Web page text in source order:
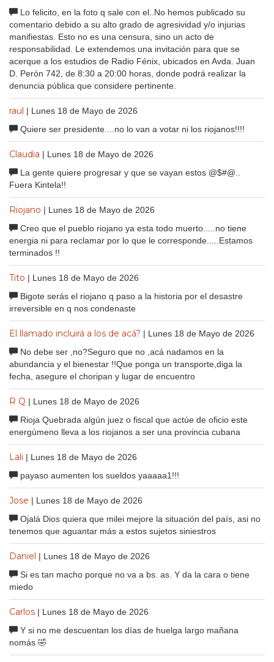
Lo felicito, en la foto q sale con el..No hemos publicado su
comentario debido a su alto grado de agresividad y/o injurias
manifiestas. Esto no es una censura, sino un acto de
responsabilidad. Le extendemos una invitación para que se
acerque a los estudios de Radio Fénix, ubicados en Avda. Juan
D. Perón 742, de 8:30 a 20:00 horas, donde podrá realizar la
denuncia pública que considere pertinente.
raul | Lunes 18 de Mayo de 2026
Quiere ser presidente....no lo van a votar ni los riojanos!!!!
Claudia | Lunes 18 de Mayo de 2026
La gente quiere progresar y que se vayan estos @$#@..
Fuera Kintela!!
Riojano | Lunes 18 de Mayo de 2026
Creo que el pueblo riojano ya esta todo muerto.....no tiene
energia ni para reclamar por lo que le corresponde.....Estamos
terminados !!
Tito | Lunes 18 de Mayo de 2026
Bigote serás el riojano q paso a la historia por el desastre
irreversible en q nos condenaste
El llamado incluirá a los de acá? | Lunes 18 de Mayo de 2026
No debe ser ,no?Seguro que no ,acá nadamos en la
abundancia y el bienestar !!Que ponga un transporte,diga la
fecha, asegure el choripan y lugar de encuentro
R Q | Lunes 18 de Mayo de 2026
Rioja Quebrada algún juez o fiscal que actúe de oficio este
energúmeno lleva a los riojanos a ser una provincia cubana
Lali | Lunes 18 de Mayo de 2026
payaso aumenten los sueldos yaaaaa1!!!
Jose | Lunes 18 de Mayo de 2026
Ojalá Dios quiera que milei mejore la situación del país, asi no
tenemos que aguantar más a estos sujetos siniestros
Daniel | Lunes 18 de Mayo de 2026
Si es tan macho porque no va a bs. as. Y da la cara o tiene
miedo
Carlos | Lunes 18 de Mayo de 2026
Y si no me descuentan los días de huelga largo mañana
nomás 🤣